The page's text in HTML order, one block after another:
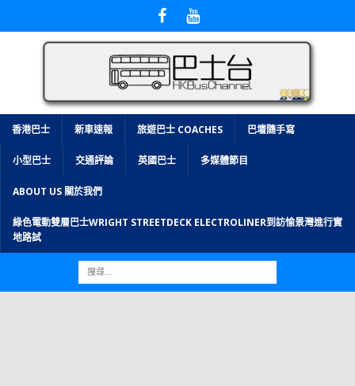
香港巴士 新車速報 旅遊巴士 COACHES 巴壇隨手寫
小型巴士 交通評論 英國巴士 多媒體節目
ABOUT US 關於我們
綠色電動雙層巴士WRIGHT STREETDECK ELECTROLINER到訪愉景灣進行實
地路試